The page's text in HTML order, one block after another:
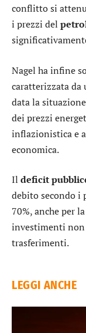
conflitto si
i prezzi del
Nagel ha infine
caratterizzata da
data la
dei prezzi
inflazionistica e
economica.
Il deficit
debito secondo i
70%, anche per
investimenti
trasferimenti.
LEGGI ANCHE